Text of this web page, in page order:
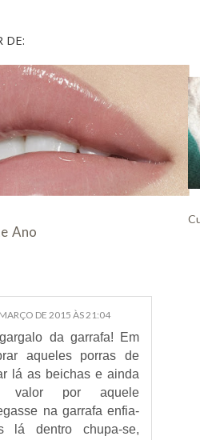
DE:
DE 2015 ÀS 21:04
da garrafa! Em
aqueles porras de
lá as beichas e ainda
valor por aquele
na garrafa enfia-
lá dentro chupa-se,